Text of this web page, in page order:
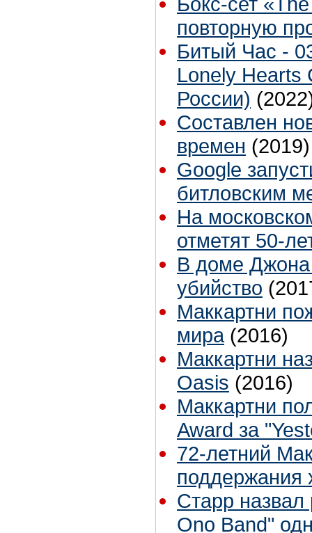
повторную
Битый Час -
Lonely Hearts
России)
Составлен
времен (2019)
Google
битловским
На
отметят 50-
В доме Джона
убийство
Маккартни
мира (2016)
Маккартни
Oasis (2016)
Маккартни
Award за
72-летний
Старр назвал
Ono Band"